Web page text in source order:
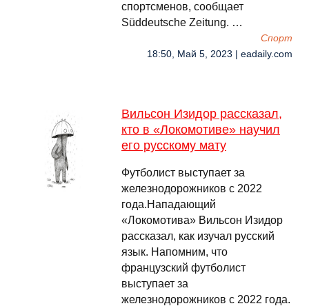
спортсменов, сообщает
Süddeutsche Zeitung. …
Спорт
18:50, Май 5, 2023 | eadaily.com
Вильсон Изидор рассказал,
кто в «Локомотиве» научил
его русскому мату
Футболист выступает за
железнодорожников с 2022
года.Нападающий
«Локомотива» Вильсон Изидор
рассказал, как изучал русский
язык. Напомним, что
французский футболист
выступает за
железнодорожников с 2022 года.